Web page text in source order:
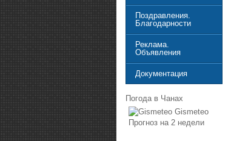
Поздравления.
Благодарности
Реклама.
Объявления
Документация
Погода в Чанах
Gismeteo
Прогноз на 2 недели